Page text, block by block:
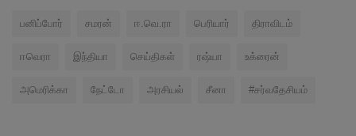
பனிப்போர் சமரன் ஈ.வெ.ரா பெரியார் திராவிடம்
ஈவெரா இந்தியா செய்திகள் ரஷ்யா உக்ரைன்
அமெரிக்கா நேட்டோ அரசியல் சீனா #சர்வதேசியம்